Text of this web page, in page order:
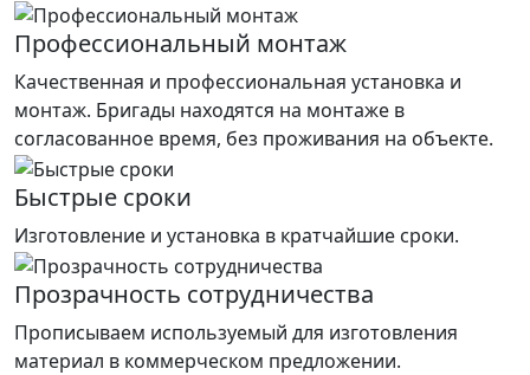
Профессиональный монтаж
Качественная и профессиональная установка и
монтаж. Бригады находятся на монтаже в
согласованное время, без проживания на объекте.
Быстрые сроки
Изготовление и установка в кратчайшие сроки.
Прозрачность сотрудничества
Прописываем используемый для изготовления
материал в коммерческом предложении.